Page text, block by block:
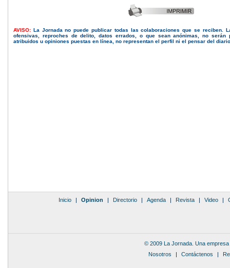
AVISO: La Jornada no puede publicar todas las colaboraciones que se reciben.
ofensivas, reproches de delito, datos errados, o que sean anónimas, no serán
atribuidos u opiniones puestas en línea, no representan el perfil ni el pensar del
Inicio | Opinion | Directorio | Agenda | Revista | Video |
© 2009 La Jornada. Una
Nosotros | Contáctenos |